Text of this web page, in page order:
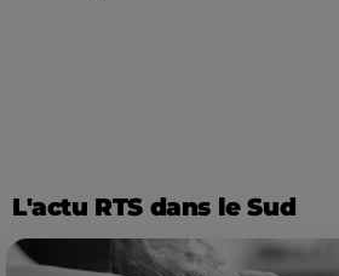
L'actu RTS dans le Sud